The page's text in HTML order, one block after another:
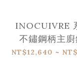
INOCUIVRE
不鏽鋼柄主
NT$12,640 ~